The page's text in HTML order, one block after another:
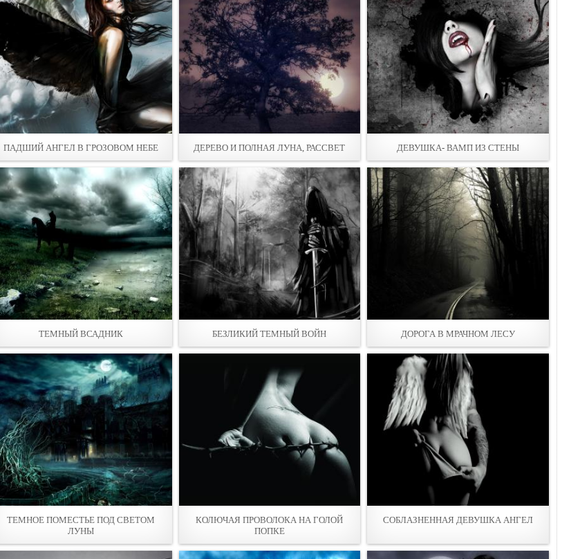
ПАДШИЙ АНГЕЛ В ГРОЗОВОМ НЕБЕ ДЕРЕВО И ПОЛНАЯ ЛУНА, РАССВЕТ ДЕВУШКА- ВАМП ИЗ СТЕНЫ
ТЕМНЫЙ ВСАДНИК БЕЗЛИКИЙ ТЕМНЫЙ ВОЙН ДОРОГА В МРАЧНОМ ЛЕСУ
ТЕМНОЕ ПОМЕСТЬЕ ПОД СВЕТОМ
ЛУНЫ
КОЛЮЧАЯ ПРОВОЛОКА НА ГОЛОЙ
ПОПКЕ
СОБЛАЗНЕННАЯ ДЕВУШКА АНГЕЛ